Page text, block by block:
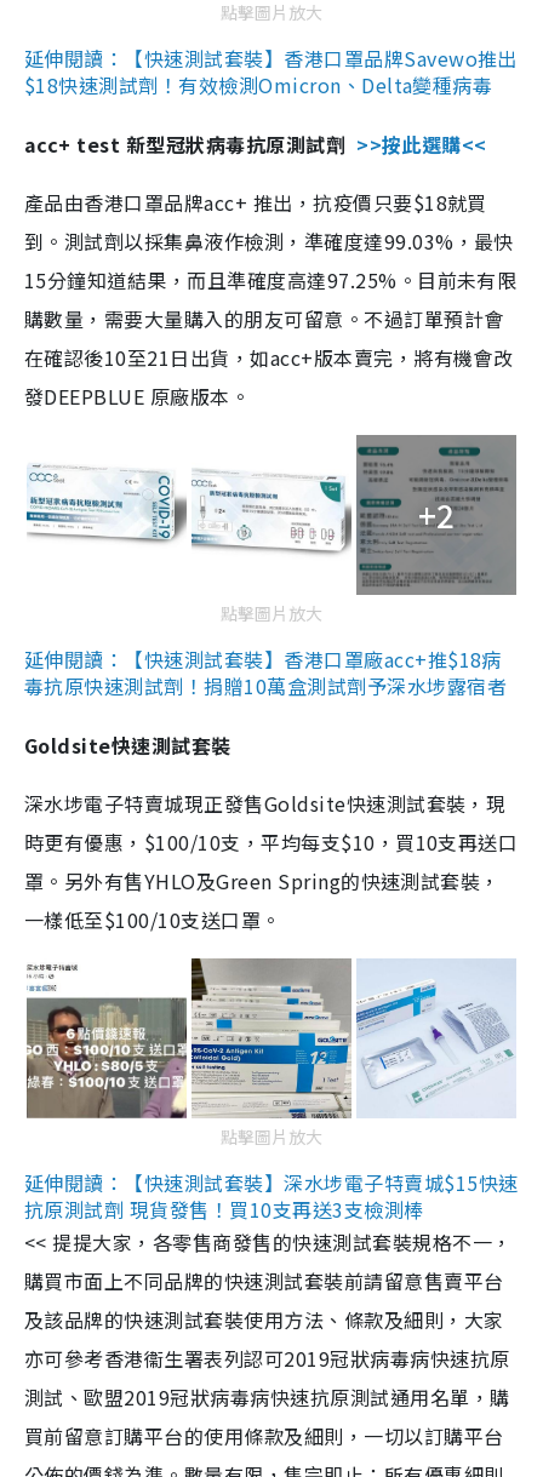
點擊圖片放大
延伸閱讀：【快速測試套裝】香港口罩品牌Savewo推出
$18快速測試劑！有效檢測Omicron、Delta變種病毒
acc+ test 新型冠狀病毒抗原測試劑 >>按此選購<<
產品由香港口罩品牌acc+ 推出，抗疫價只要$18就買
到。測試劑以採集鼻液作檢測，準確度達99.03%，最快
15分鐘知道結果，而且準確度高達97.25%。目前未有限
購數量，需要大量購入的朋友可留意。不過訂單預計會
在確認後10至21日出貨，如acc+版本賣完，將有機會改
發DEEPBLUE 原廠版本。
+2
點擊圖片放大
延伸閱讀：【快速測試套裝】香港口罩廠acc+推$18病
毒抗原快速測試劑！捐贈10萬盒測試劑予深水埗露宿者
Goldsite快速測試套裝
深水埗電子特賣城現正發售Goldsite快速測試套裝，現
時更有優惠，$100/10支，平均每支$10，買10支再送口
罩。另外有售YHLO及Green Spring的快速測試套裝，
一樣低至$100/10支送口罩。
點擊圖片放大
延伸閱讀：【快速測試套裝】深水埗電子特賣城$15快速
抗原測試劑 現貨發售！買10支再送3支檢測棒
<< 提提大家，各零售商發售的快速測試套裝規格不一，
購買市面上不同品牌的快速測試套裝前請留意售賣平台
及該品牌的快速測試套裝使用方法、條款及細則，大家
亦可參考香港衞生署表列認可2019冠狀病毒病快速抗原
測試、歐盟2019冠狀病毒病快速抗原測試通用名單，購
買前留意訂購平台的使用條款及細則，一切以訂購平台